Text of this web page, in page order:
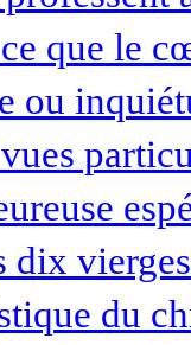
que le
ou
dix
du